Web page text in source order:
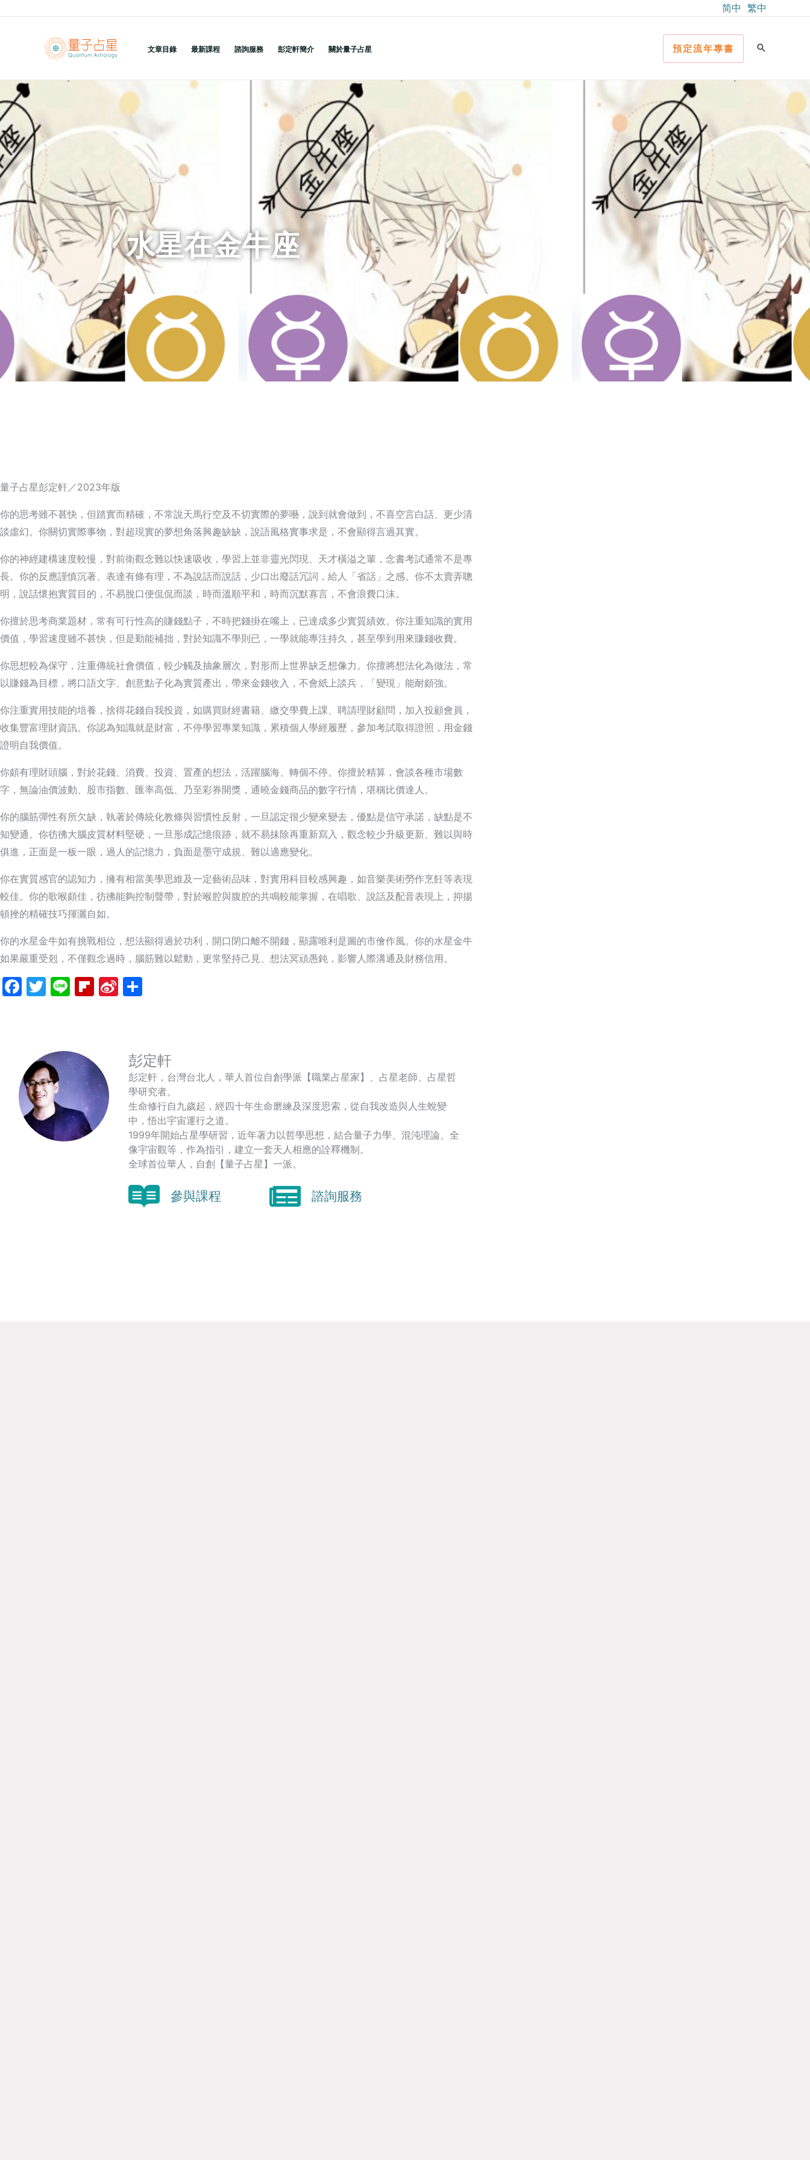
內
简中 繁中
文章目錄 最新課程 諮詢服務 彭定軒簡介 關於量子占星 預定流年專書
回到列表
水星在金牛座
量子占星彭定軒／2023年版
你的思考雖不甚快，但踏實而精確，不常說天馬行空及不切實際的夢囈，說到就會做到，不喜空言白話、更少清
談虛幻。你關切實際事物，對超現實的夢想角落興趣缺缺，說語風格實事求是，不會顯得言過其實。
你的神經建構速度較慢，對前衛觀念難以快速吸收，學習上並非靈光閃現、天才橫溢之輩，念書考試通常不是專
長。你的反應謹慎沉著、表達有條有理，不為說話而說話，少口出廢話冗詞，給人「省話」之感。你不太賣弄聰
明，說話懷抱實質目的，不易脫口便侃侃而談，時而溫順平和，時而沉默寡言，不會浪費口沫。
你擅於思考商業題材，常有可行性高的賺錢點子，不時把錢掛在嘴上，已達成多少實質績效。你注重知識的實用
價值，學習速度雖不甚快，但是勤能補拙，對於知識不學則已，一學就能專注持久，甚至學到用來賺錢收費。
你思想較為保守，注重傳統社會價值，較少觸及抽象層次，對形而上世界缺乏想像力。你擅將想法化為做法，常
以賺錢為目標，將口語文字、創意點子化為實質產出，帶來金錢收入，不會紙上談兵，「變現」能耐頗強。
你注重實用技能的培養，捨得花錢自我投資，如購買財經書籍、繳交學費上課、聘請理財顧問，加入投顧會員，
收集豐富理財資訊。你認為知識就是財富，不停學習專業知識，累積個人學經履歷，參加考試取得證照，用金錢
證明自我價值。
你頗有理財頭腦，對於花錢、消費、投資、置產的想法，活躍腦海、轉個不停。你擅於精算，會談各種市場數
字，無論油價波動、股市指數、匯率高低、乃至彩券開獎，通曉金錢商品的數字行情，堪稱比價達人。
你的腦筋彈性有所欠缺，執著於傳統化教條與習慣性反射，一旦認定很少變來變去，優點是信守承諾，缺點是不
知變通。你彷彿大腦皮質材料堅硬，一旦形成記憶痕跡，就不易抹除再重新寫入，觀念較少升級更新、難以與時
俱進，正面是一板一眼，過人的記憶力，負面是墨守成規、難以適應變化。
你在實質感官的認知力，擁有相當美學思維及一定藝術品味，對實用科目較感興趣，如音樂美術勞作烹飪等表現
較佳。你的歌喉頗佳，彷彿能夠控制聲帶，對於喉腔與腹腔的共鳴較能掌握，在唱歌、說話及配音表現上，抑揚
頓挫的精確技巧揮灑自如。
你的水星金牛如有挑戰相位，想法顯得過於功利，開口閉口離不開錢，顯露唯利是圖的市儈作風。你的水星金牛
如果嚴重受剋，不僅觀念過時，腦筋難以鬆動，更常堅持己見、想法冥頑愚鈍，影響人際溝通及財務信用。
Facebook
Twitter
LineFlipboard
Sina
彭定軒
彭定軒，台灣台北人，華人首位自創學派【職業占星家】、占星老師、占星哲
學研究者。
生命修行自九歲起，經四十年生命磨練及深度思索，從自我改造與人生蛻變
中，悟出宇宙運行之道。
1999年開始占星學研習，近年著力以哲學思想，結合量子力學、混沌理論、全
像宇宙觀等，作為指引，建立一套天人相應的詮釋機制。
全球首位華人，自創【量子占星】一派。
參與課程 諮詢服務